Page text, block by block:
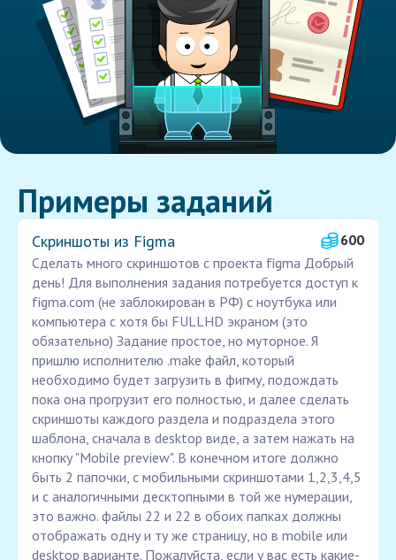
Примеры заданий
Скриншоты из Figma
600
Сделать много скриншотов с проекта figma Добрый
день! Для выполнения задания потребуется доступ к
figma.com (не заблокирован в РФ) с ноутбука или
компьютера с хотя бы FULLHD экраном (это
обязательно) Задание простое, но муторное. Я
пришлю исполнителю .make файл, который
необходимо будет загрузить в фигму, подождать
пока она прогрузит его полностью, и далее сделать
скриншоты каждого раздела и подраздела этого
шаблона, сначала в desktop виде, а затем нажать на
кнопку "Mobile preview". В конечном итоге должно
быть 2 папочки, с мобильными скриншотами 1,2,3,4,5
и с аналогичными десктопными в той же нумерации,
это важно. файлы 22 и 22 в обоих папках должны
отображать одну и ту же страницу, но в mobile или
desktop варианте. Пожалуйста, если у вас есть какие-